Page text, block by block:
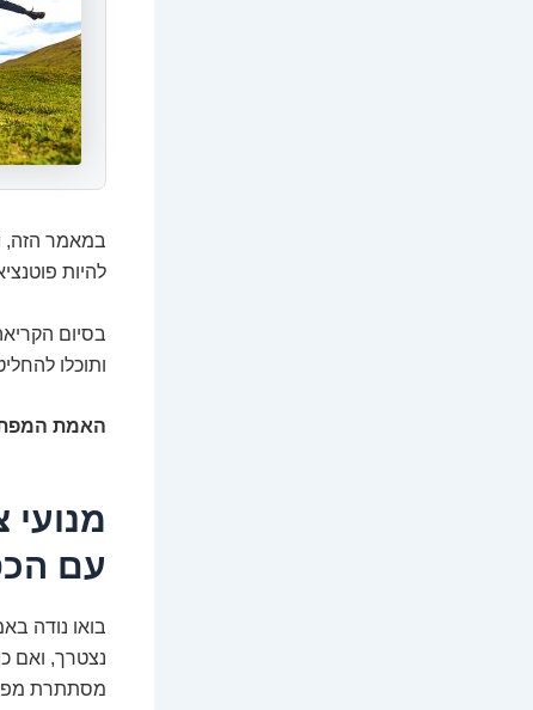
במאמר הזה,
להיות
בסיום
ותוכלו
האמת
עם
בואו נודה
נצטרך, ואם
מסתתרת